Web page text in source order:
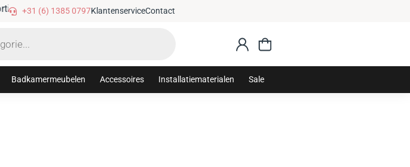
Gratis verzending vanaf €75,-
+31 (6) 1385 0797KlantenserviceContact
Badkamermeubelen Accessoires Installatiematerialen Sale